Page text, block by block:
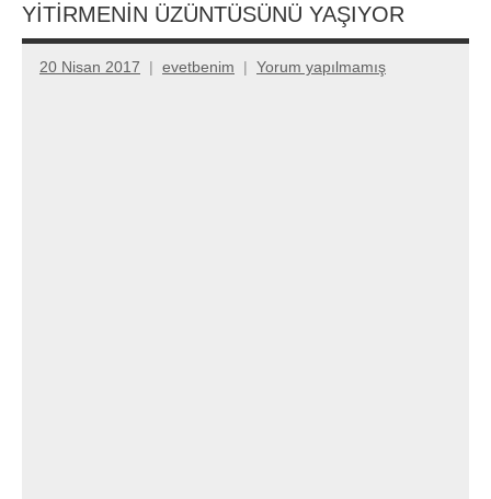
YİTİRMENİN ÜZÜNTÜSÜNÜ YAŞIYOR
20 Nisan 2017 evetbenim Yorum yapılmamış